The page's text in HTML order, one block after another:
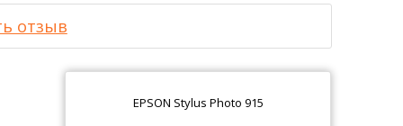
отзыв
EPSON Stylus Photo 915